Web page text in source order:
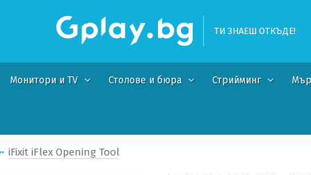
ТИ ЗНАЕШ ОТКЪДЕ!
Монитори и TV Столове и бюра Стрийминг
iFixit iFlex Opening Tool